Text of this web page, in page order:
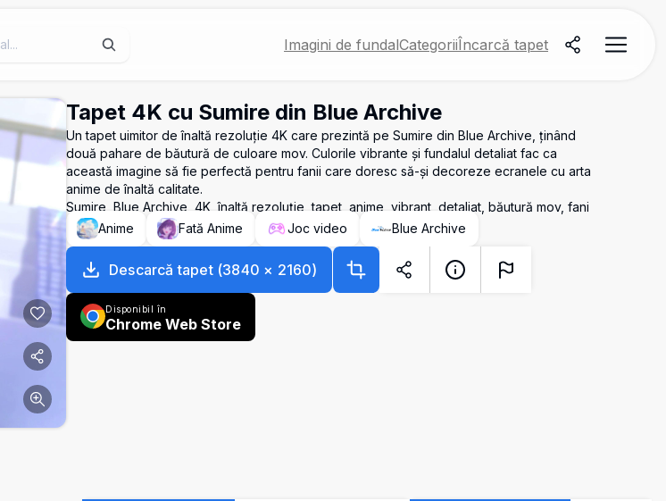
Imagini de fundalCategoriiÎncarcă tapet
Tapet 4K cu Sumire din Blue Archive
Un tapet uimitor de înaltă rezoluție 4K care prezintă pe Sumire din Blue Archive, ținând
două pahare de băutură de culoare mov. Culorile vibrante și fundalul detaliat fac ca
această imagine să fie perfectă pentru fanii care doresc să-și decoreze ecranele cu arta
anime de înaltă calitate.
Sumire, Blue Archive, 4K, înaltă rezoluție, tapet, anime, vibrant, detaliat, băutură mov, fani
Anime
Fată Anime Joc video Blue Archive
Descarcă tapet(3840 × 2160)
Disponibil în
Chrome Web Store